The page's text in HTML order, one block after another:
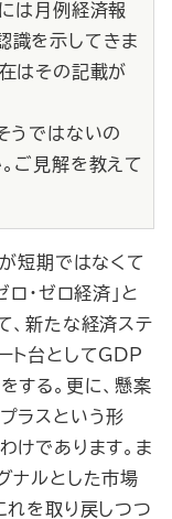
は月例経済報
識を示してきま
はその記載が
うではないの
ご見解を教えて
が短期ではなくて
・ゼロ経済」と
、新たな経済ステ
ト台としてGDP
する。更に、懸案
ラスという形
けであります。ま
ナルとした市場
れを取り戻しつつ